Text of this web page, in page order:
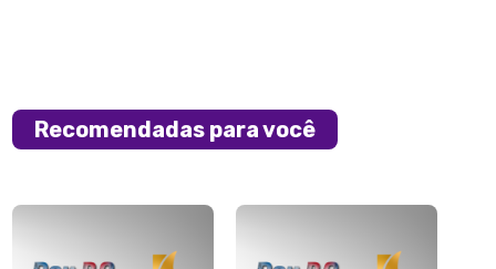
Recomendadas para você